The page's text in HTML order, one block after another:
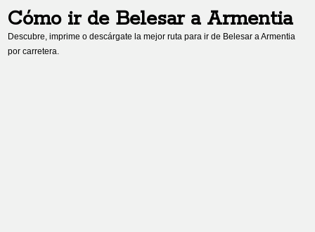
Cómo ir de Belesara Armentia
Descubre, imprime o descárgate la mejor ruta para ir de Belesar aArmentia
por carretera.